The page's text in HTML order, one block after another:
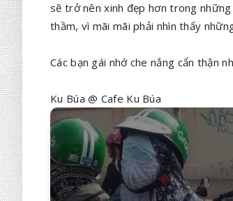
sẽ trở nên xinh đẹp hơn trong
thầm, vì mãi mãi phải nhìn thấy
Các bạn gái nhớ che nắng cẩn thận
Ku Búa @ Cafe Ku Búa